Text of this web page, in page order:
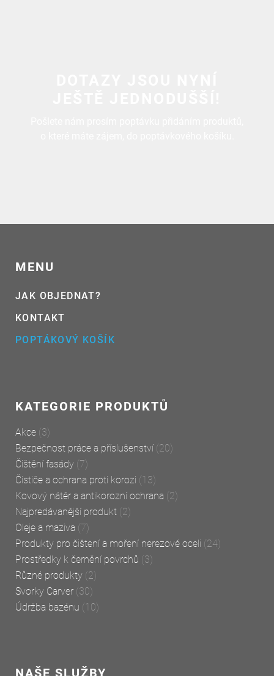
MENU
JAK OBJEDNAT?
KONTAKT
POPTÁKOVÝ KOŠÍK
KATEGORIE PRODUKTŮ
Akce (3)
Bezpečnost práce a příslušenství (20)
Čištění fasády (7)
Čističe a ochrana proti korozi (13)
Kovový nátěr a antikorozní ochrana (2)
Najpredávanější produkt (2)
Oleje a maziva (7)
Produkty pro čištení a moření nerezové oceli (24)
Prostředky k černění povrchů (3)
Různé produkty (2)
Svorky Carver (30)
Údržba bazénu (10)
NAŠE SLUŽBY